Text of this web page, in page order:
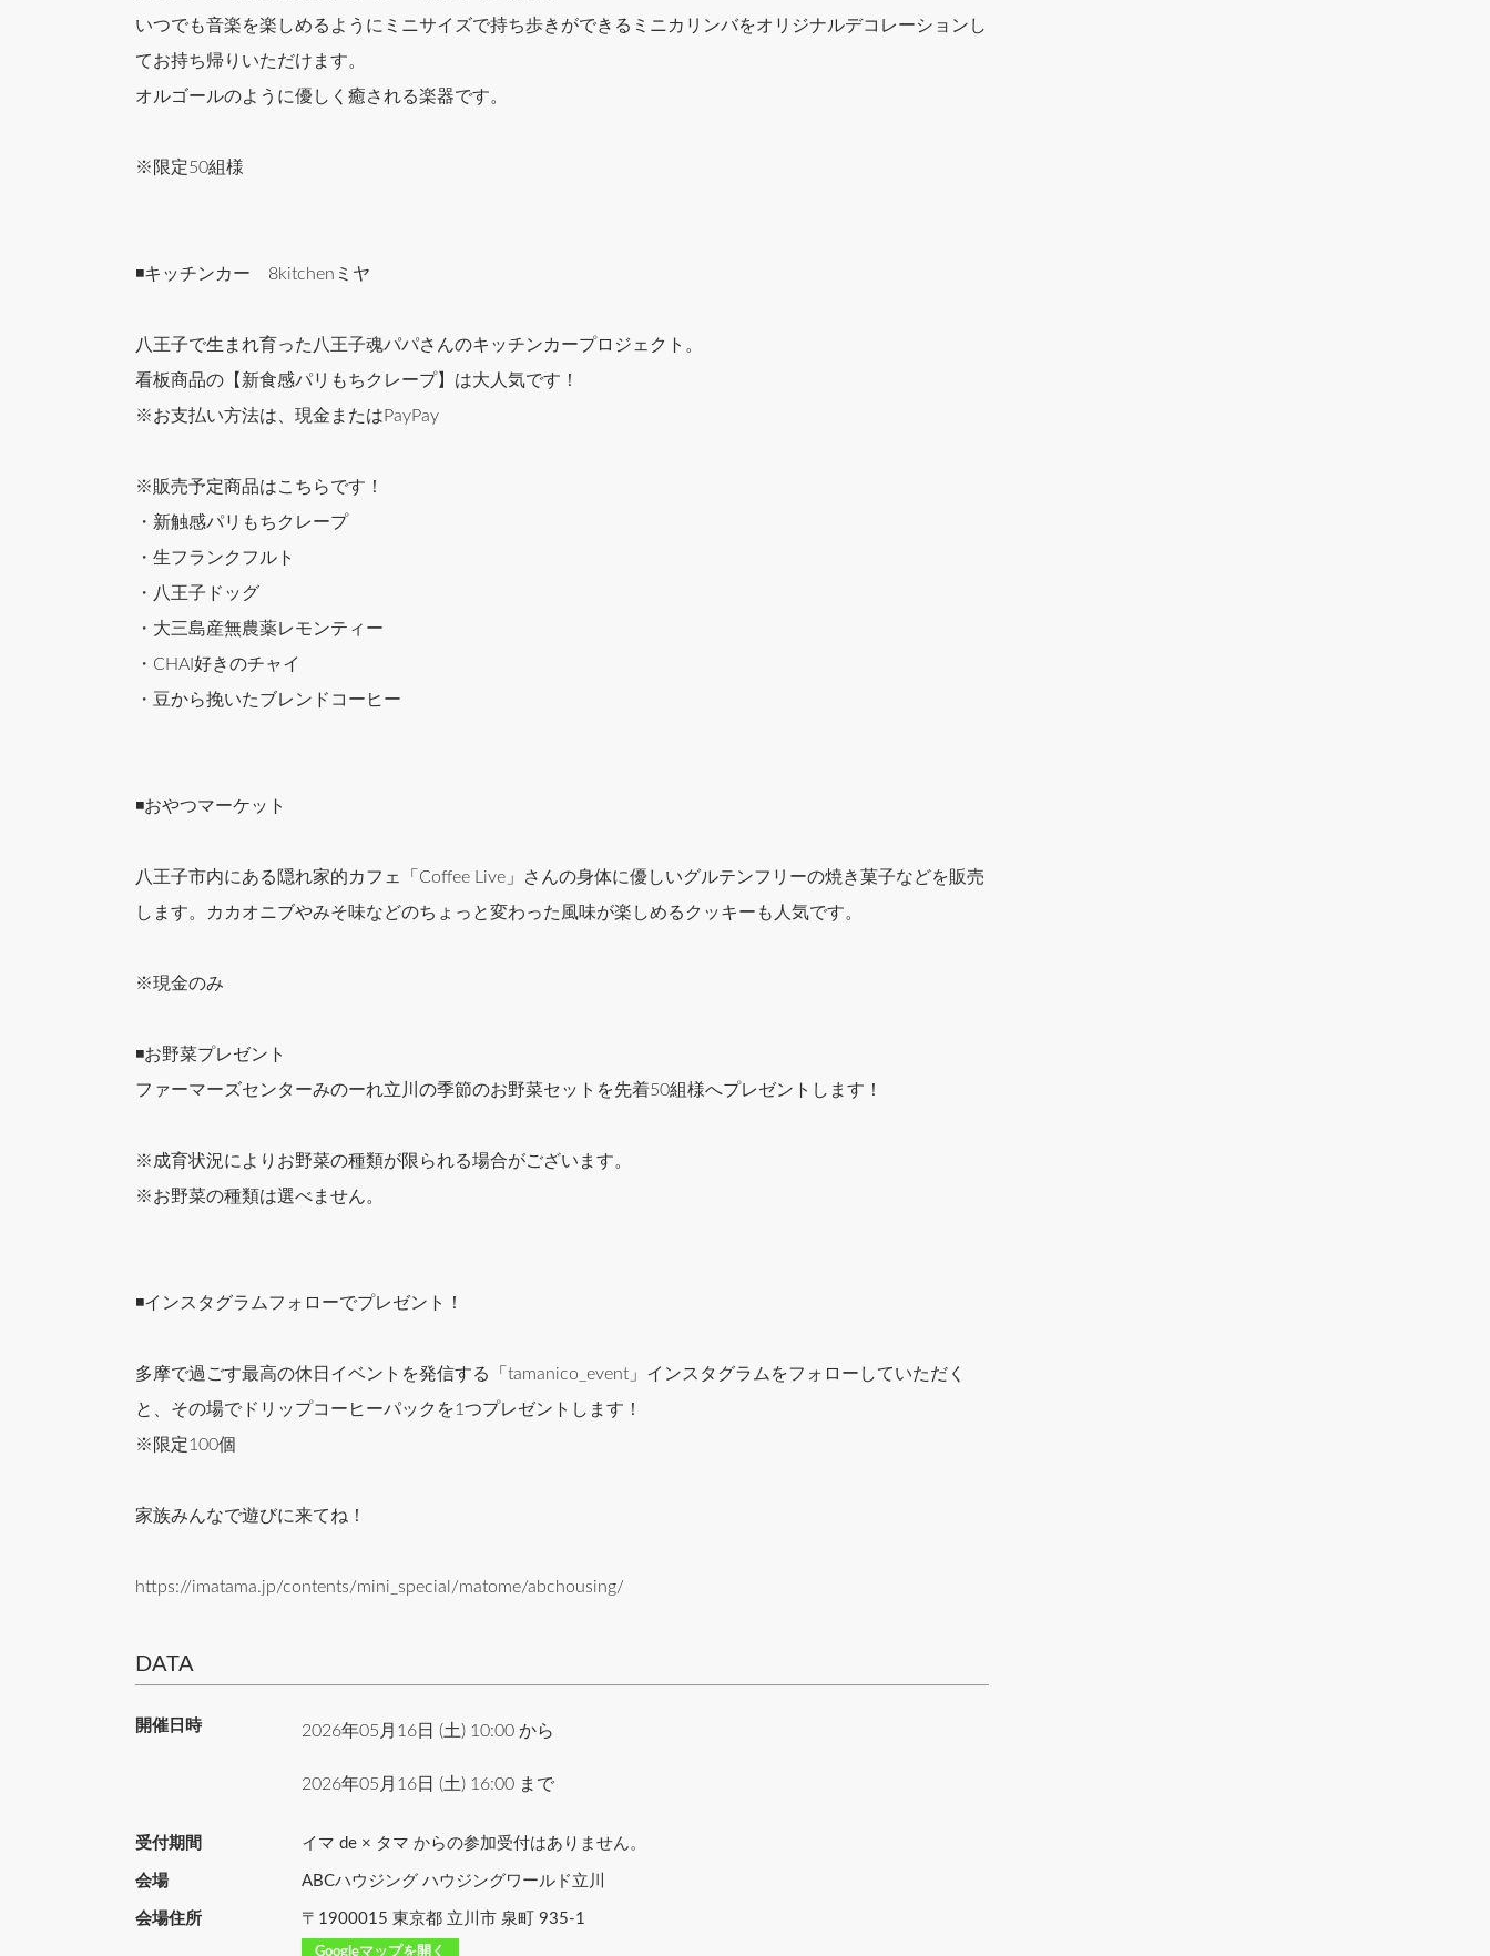
いつでも音楽を楽しめるようにミニサイズで持ち歩きができるミニカリンバをオリジナルデコレーションし
てお持ち帰りいただけます。
オルゴールのように優しく癒される楽器です。
※限定50組様
◾️キッチンカー 8kitchenミヤ
八王子で生まれ育った八王子魂パパさんのキッチンカープロジェクト。
看板商品の【新食感パリもちクレープ】は大人気です！
※お支払い方法は、現金またはPayPay
※販売予定商品はこちらです！
・新触感パリもちクレープ
・生フランクフルト
・八王子ドッグ
・大三島産無農薬レモンティー
・CHAI好きのチャイ
・豆から挽いたブレンドコーヒー
◾️おやつマーケット
八王子市内にある隠れ家的カフェ「Coffee Live」さんの身体に優しいグルテンフリーの焼き菓子などを販売
します。カカオニブやみそ味などのちょっと変わった風味が楽しめるクッキーも人気です。
※現金のみ
◾️お野菜プレゼント
ファーマーズセンターみのーれ立川の季節のお野菜セットを先着50組様へプレゼントします！
※成育状況によりお野菜の種類が限られる場合がございます。
※お野菜の種類は選べません。
◾️インスタグラムフォローでプレゼント！
多摩で過ごす最高の休日イベントを発信する「tamanico_event」インスタグラムをフォローしていただく
と、その場でドリップコーヒーパックを1つプレゼントします！
※限定100個
家族みんなで遊びに来てね！
https://imatama.jp/contents/mini_special/matome/abchousing/
DATA
開催日時 2026年05月16日 (土) 10:00 から
2026年05月16日 (土) 16:00 まで
受付期間 イマ de × タマ からの参加受付はありません。
会場 ABCハウジング ハウジングワールド立川
会場住所 〒1900015 東京都 立川市 泉町 935-1
Googleマップを開く